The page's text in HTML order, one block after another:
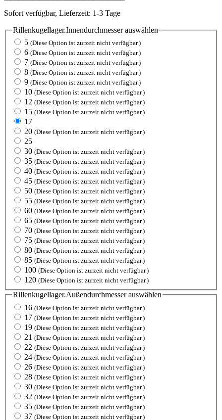
Sofort verfügbar, Lieferzeit: 1-3 Tage
Rillenkugellager.Innendurchmesserauswählen
5 (Diese Option ist zurzeit nicht verfügbar.)
6 (Diese Option ist zurzeit nicht verfügbar.)
7 (Diese Option ist zurzeit nicht verfügbar.)
8 (Diese Option ist zurzeit nicht verfügbar.)
9 (Diese Option ist zurzeit nicht verfügbar.)
10 (Diese Option ist zurzeit nicht verfügbar.)
12 (Diese Option ist zurzeit nicht verfügbar.)
15 (Diese Option ist zurzeit nicht verfügbar.)
17
20 (Diese Option ist zurzeit nicht verfügbar.)
25
30 (Diese Option ist zurzeit nicht verfügbar.)
35 (Diese Option ist zurzeit nicht verfügbar.)
40 (Diese Option ist zurzeit nicht verfügbar.)
45 (Diese Option ist zurzeit nicht verfügbar.)
50 (Diese Option ist zurzeit nicht verfügbar.)
55 (Diese Option ist zurzeit nicht verfügbar.)
60 (Diese Option ist zurzeit nicht verfügbar.)
65 (Diese Option ist zurzeit nicht verfügbar.)
70 (Diese Option ist zurzeit nicht verfügbar.)
75 (Diese Option ist zurzeit nicht verfügbar.)
80 (Diese Option ist zurzeit nicht verfügbar.)
85 (Diese Option ist zurzeit nicht verfügbar.)
100 (Diese Option ist zurzeit nicht verfügbar.)
120 (Diese Option ist zurzeit nicht verfügbar.)
Rillenkugellager.Außendurchmesserauswählen
16 (Diese Option ist zurzeit nicht verfügbar.)
17 (Diese Option ist zurzeit nicht verfügbar.)
19 (Diese Option ist zurzeit nicht verfügbar.)
21 (Diese Option ist zurzeit nicht verfügbar.)
22 (Diese Option ist zurzeit nicht verfügbar.)
24 (Diese Option ist zurzeit nicht verfügbar.)
26 (Diese Option ist zurzeit nicht verfügbar.)
28 (Diese Option ist zurzeit nicht verfügbar.)
30 (Diese Option ist zurzeit nicht verfügbar.)
32 (Diese Option ist zurzeit nicht verfügbar.)
35 (Diese Option ist zurzeit nicht verfügbar.)
37 (Diese Option ist zurzeit nicht verfügbar.)